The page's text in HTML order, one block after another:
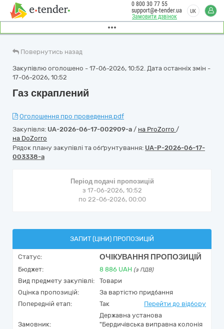
Замовити дзвінок
0 800 30 77 55
support@e-tender.ua
UK
Повернутись назад
Закупівлю оголошено - 17-06-2026, 10:52. Дата останніх змін -
17-06-2026, 10:52
Газ скраплений
Оголошення про проведення.pdf
Закупівля: UA-2026-06-17-002909-a / на ProZorro /
на DoZorro
Рядок плану закупівлі та обґрунтування: UA-P-2026-06-17-
003338-a
Період подачі пропозицій
з 17-06-2026, 10:52
по 22-06-2026, 00:00
ЗАПИТ (ЦІНИ) ПРОПОЗИЦІЙ
Статус: ОЧІКУВАННЯ ПРОПОЗИЦІЙ
Бюджет: 8 886 UAH (з ПДВ)
Вид предмету закупівлі:
Товари
Оцінка пропозицій:
За вартістю придбання
Попередній етап:
Так Перейти до відбору
Замовник:
Державна установа
"Бердичівська виправна колонія